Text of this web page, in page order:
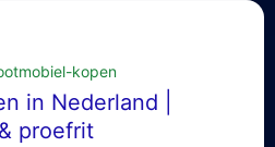
kopen
in Nederland |
proefrit